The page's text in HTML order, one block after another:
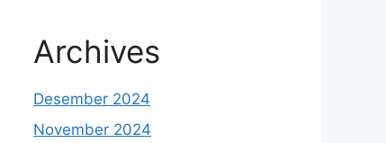
Archives
Desember 2024
November 2024